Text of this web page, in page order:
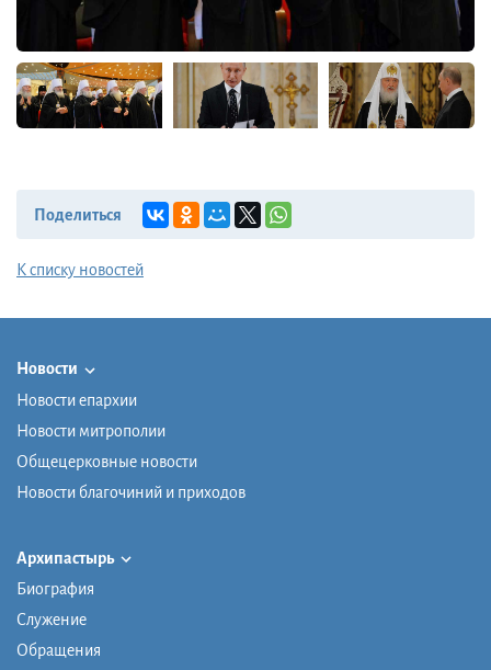
Поделиться
К списку новостей
Новости
Новости епархии
Новости митрополии
Общецерковные новости
Новости благочиний и приходов
Архипастырь
Биография
Служение
Обращения